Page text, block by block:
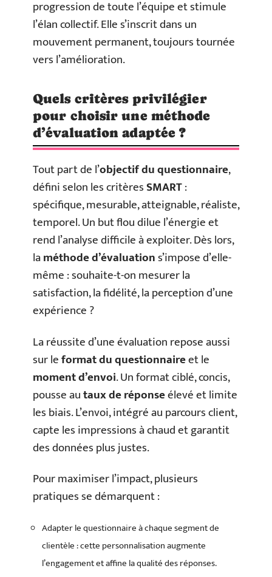
progression de toute l’équipe et stimule
l’élan collectif. Elle s’inscrit dans un
mouvement permanent, toujours tournée
vers l’amélioration.
Quels critères privilégier
pour choisir une méthode
d’évaluation adaptée ?
Tout part de l’objectif du questionnaire,
défini selon les critèresSMART:
spécifique, mesurable, atteignable, réaliste,
temporel. Un but flou dilue l’énergie et
rend l’analyse difficile à exploiter. Dès lors,
laméthode d’évaluations’impose d’elle-
même : souhaite-t-on mesurer la
satisfaction, la fidélité, la perception d’une
expérience ?
La réussite d’une évaluation repose aussi
sur leformat du questionnaireet le
moment d’envoi. Un format ciblé, concis,
pousse autaux de réponseélevé et limite
les biais. L’envoi, intégré au parcours client,
capte les impressions à chaud et garantit
des données plus justes.
Pour maximiser l’impact, plusieurs
pratiques se démarquent :
Adapter le questionnaire à chaque segment de
clientèle : cette personnalisation augmente
l’engagement et affine la qualité des réponses.